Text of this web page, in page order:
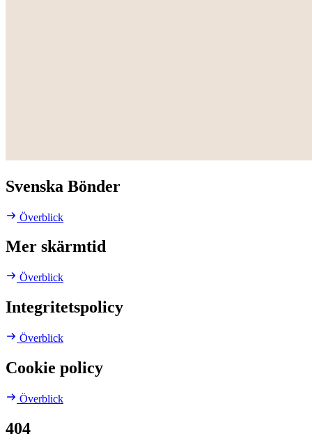
Svenska Bönder
Överblick
Mer skärmtid
Överblick
Integritetspolicy
Överblick
Cookie policy
Överblick
404